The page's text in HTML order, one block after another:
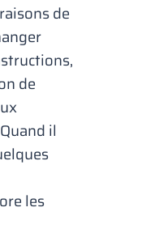
de
de
il
les